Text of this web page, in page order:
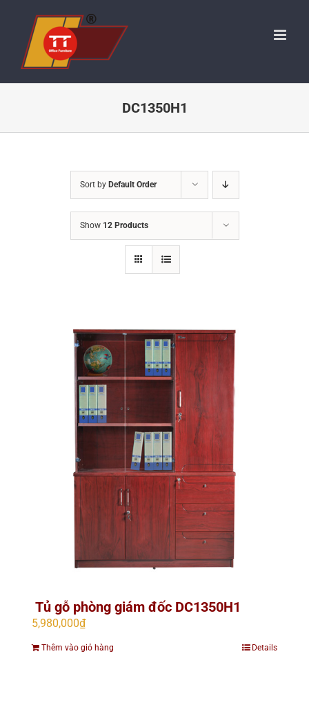
content
DC1350H1
Sort by Default Order
Show 12 Products
Tủ gỗ phòng giám đốc DC1350H1
5,980,000₫
Thêm vào giỏ hàng Details